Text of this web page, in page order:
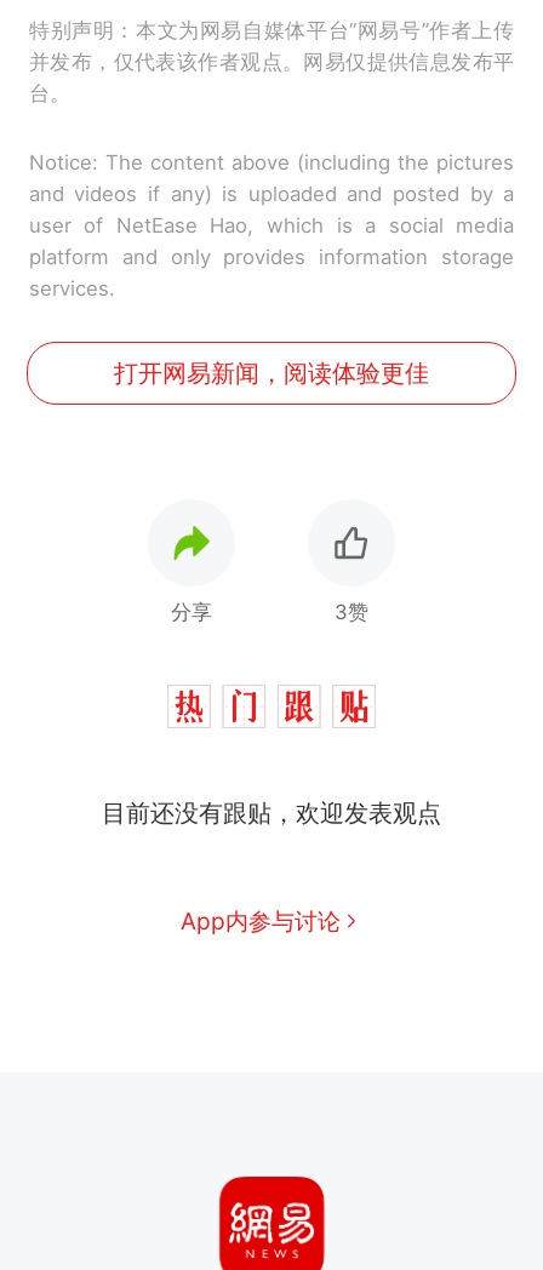
特别声明：本文为网易自媒体平台“网易号”作者上传
并发布，仅代表该作者观点。网易仅提供信息发布平
台。
Notice: The content above (including the pictures
and videos if any) is uploaded and posted by a
user of NetEase Hao, which is a social media
platform and only provides information storage
services.
打开网易新闻，阅读体验更佳
分享 3赞
目前还没有跟贴，欢迎发表观点
App内参与讨论